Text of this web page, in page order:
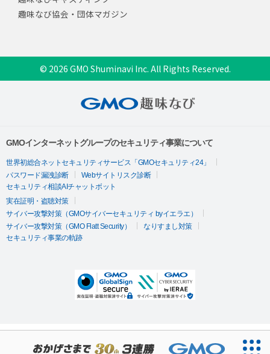
趣味なび協会・団体マガジン
© 2026 GMO Shuminavi Inc. All Rights Reserved.